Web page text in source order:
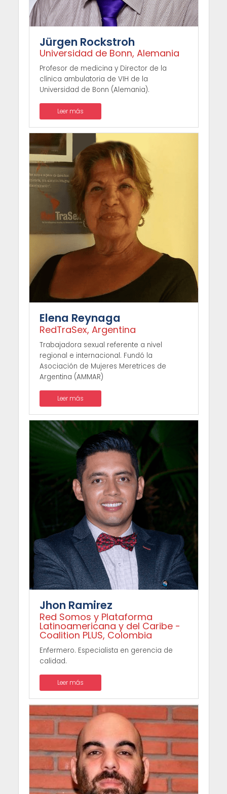
Jürgen Rockstroh
Universidad de Bonn, Alemania
Profesor de medicina y Director de la
clínica ambulatoria de VIH de la
Universidad de Bonn (Alemania).
Leer más
Elena Reynaga
RedTraSex, Argentina
Trabajadora sexual referente a nivel
regional e internacional. Fundó la
Asociación de Mujeres Meretrices de
Argentina (AMMAR)
Leer más
Jhon Ramirez
Red Somos y Plataforma
Latinoamericana y del Caribe -
Coalition PLUS, Colombia
Enfermero. Especialista en gerencia de
calidad.
Leer más